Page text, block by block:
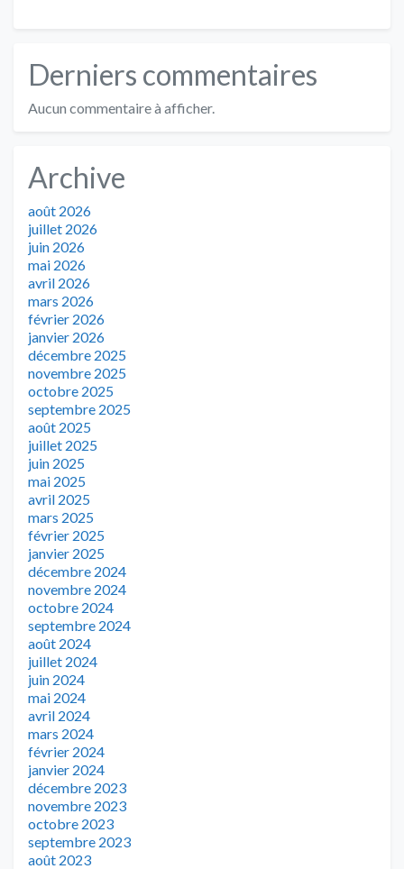
Derniers commentaires
Aucun commentaire à afficher.
Archive
août 2026
juillet 2026
juin 2026
mai 2026
avril 2026
mars 2026
février 2026
janvier 2026
décembre 2025
novembre 2025
octobre 2025
septembre 2025
août 2025
juillet 2025
juin 2025
mai 2025
avril 2025
mars 2025
février 2025
janvier 2025
décembre 2024
novembre 2024
octobre 2024
septembre 2024
août 2024
juillet 2024
juin 2024
mai 2024
avril 2024
mars 2024
février 2024
janvier 2024
décembre 2023
novembre 2023
octobre 2023
septembre 2023
août 2023